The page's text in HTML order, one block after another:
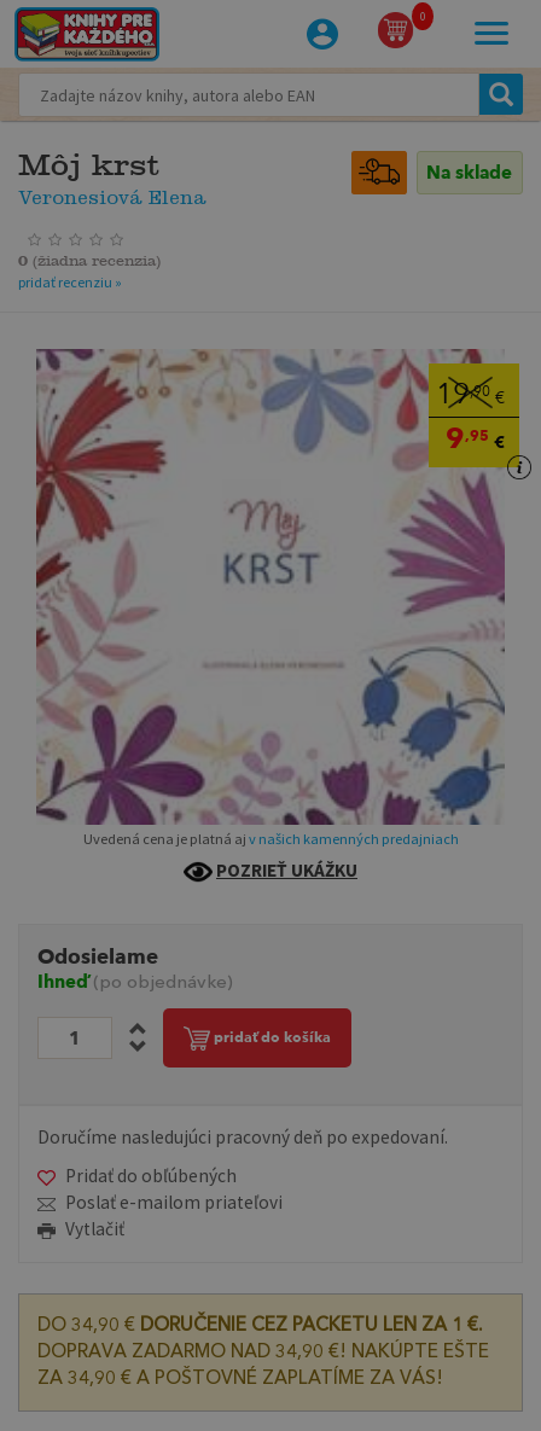
0
Môj krst
Veronesiová Elena
Na sklade
0 (žiadna recenzia)
pridať recenziu »
19,90 €
9,95 €
Uvedená cena je platná aj v našich kamenných predajniach
POZRIEŤ UKÁŽKU
Odosielame
Ihneď(po objednávke)
pridať do košíka
Doručíme nasledujúci pracovný deň po expedovaní.
Pridať do obľúbených
Poslať e-mailom priateľovi
Vytlačiť
DO 34,90 € DORUČENIE CEZ PACKETU LEN ZA 1 €.
DOPRAVA ZADARMO NAD 34,90 €! NAKÚPTE EŠTE
ZA 34,90 € A POŠTOVNÉ ZAPLATÍME ZA VÁS!